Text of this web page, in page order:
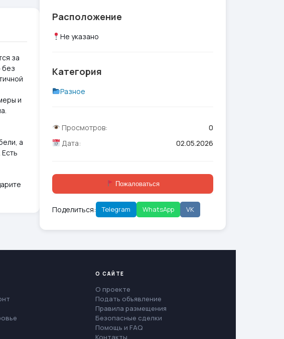
за
без
и
а
Расположение
Не указано
Категория
Разное
Просмотров:
0
Дата:
02.05.2026
Пожаловаться
Поделиться: Telegram WhatsApp VK
О САЙТЕ
О проекте
Подать объявление
Правила размещения
Безопасные сделки
Помощь и FAQ
Контакты